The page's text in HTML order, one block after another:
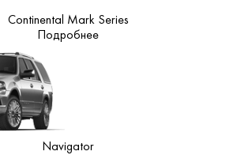
Continental Mark Series
Подробнее
Navigator